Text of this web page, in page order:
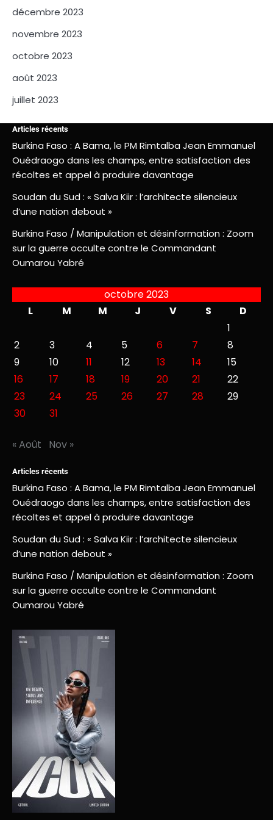
décembre 2023
novembre 2023
octobre 2023
août 2023
juillet 2023
Articles récents
Burkina Faso : A Bama, le PM Rimtalba Jean Emmanuel
Ouédraogo dans les champs, entre satisfaction des
récoltes et appel à produire davantage
Soudan du Sud : « Salva Kiir : l’architecte silencieux
d’une nation debout »
Burkina Faso / Manipulation et désinformation : Zoom
sur la guerre occulte contre le Commandant
Oumarou Yabré
octobre 2023
L
M M J V S
D
1
2
3 4 5 6 7
8
9
10 11 12 13 14
15
16
17 18 19 20 21
22
23
24 25 26 27 28
29
30
31
« Août Nov »
Articles récents
Burkina Faso : A Bama, le PM Rimtalba Jean Emmanuel
Ouédraogo dans les champs, entre satisfaction des
récoltes et appel à produire davantage
Soudan du Sud : « Salva Kiir : l’architecte silencieux
d’une nation debout »
Burkina Faso / Manipulation et désinformation : Zoom
sur la guerre occulte contre le Commandant
Oumarou Yabré